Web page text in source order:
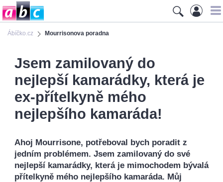
Ábíčko.cz Mourrisonova poradna
Jsem zamilovaný do
nejlepší kamarádky, která je
ex-přítelkyně mého
nejlepšího kamaráda!
Ahoj Mourrisone, potřeboval bych poradit z
jedním problémem. Jsem zamilovaný do své
nejlepší kamarádky, která je mimochodem bývalá
přítelkyně mého nejlepšího kamaráda. Můj